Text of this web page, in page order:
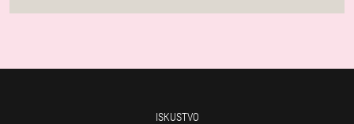
ISKUSTVO